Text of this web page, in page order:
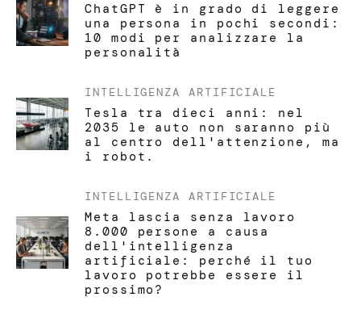
ChatGPT è in grado di leggere
una persona in pochi secondi:
10 modi per analizzare la
personalità
INTELLIGENZA ARTIFICIALE
Tesla tra dieci anni: nel
2035 le auto non saranno più
al centro dell'attenzione, ma
i robot.
INTELLIGENZA ARTIFICIALE
Meta lascia senza lavoro
8.000 persone a causa
dell'intelligenza
artificiale: perché il tuo
lavoro potrebbe essere il
prossimo?